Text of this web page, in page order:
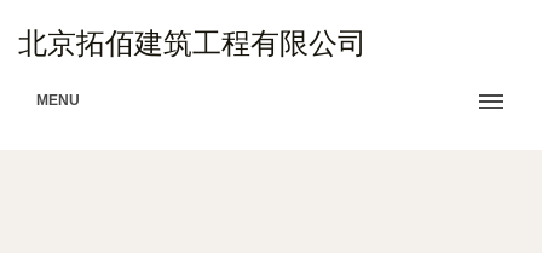
北京拓佰建筑工程有限公司
MENU